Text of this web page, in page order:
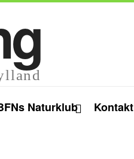
Naturklub Kontakt